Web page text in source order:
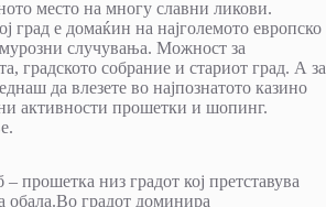
место на многу славни ликови.
град е домаќин на најголемото европско
случувања. Можност за
градското собрание и стариот град. А за
да влезете во најпознатото казино
активности прошетки и шопинг.
низ градот кој претставува
обала.Во градот доминира